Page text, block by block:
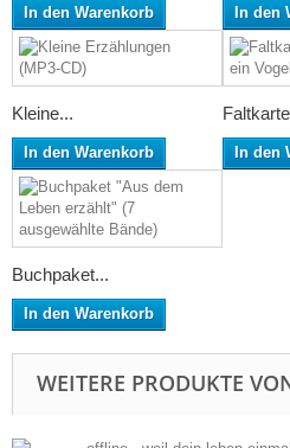
In den Warenkorb In den
Kleine...
In den Warenkorb In den
Buchpaket...
In den Warenkorb
WEITERE PRODUKTE